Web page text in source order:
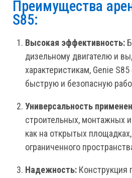
Преимущества
S85:
Высокая эффективность:
дизельному двигателю и
характеристикам, Genie
быструю и безопасную
Универсальность
строительных, монтажных
как на открытых
ограниченного
Надежность: Конструкция